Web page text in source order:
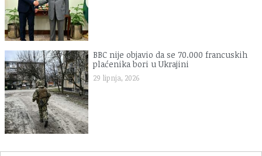
BBC nije objavio da se 70.000 francuskih
plaćenika bori u Ukrajini
29 lipnja, 2026